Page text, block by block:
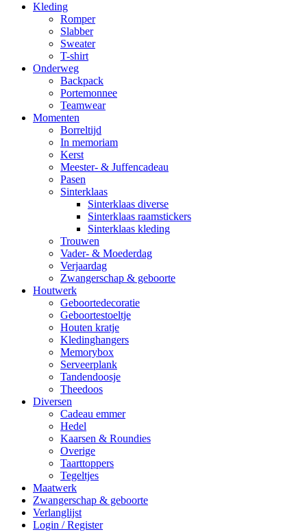
Kleding
Romper
Slabber
Sweater
T-shirt
Onderweg
Backpack
Portemonnee
Teamwear
Momenten
Borreltijd
In memoriam
Kerst
Meester- & Juffencadeau
Pasen
Sinterklaas
Sinterklaas diverse
Sinterklaas raamstickers
Sinterklaas kleding
Trouwen
Vader- & Moederdag
Verjaardag
Zwangerschap & geboorte
Houtwerk
Geboortedecoratie
Geboortestoeltje
Houten kratje
Kledinghangers
Memorybox
Serveerplank
Tandendoosje
Theedoos
Diversen
Cadeau emmer
Hedel
Kaarsen & Roundies
Overige
Taarttoppers
Tegeltjes
Maatwerk
Zwangerschap & geboorte
Verlanglijst
Login / Register